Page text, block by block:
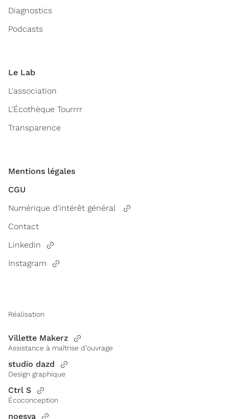
Diagnostics
Podcasts
Le Lab
L'association
L'Écothèque Tourrrr
Transparence
Mentions légales
CGU
Numérique d'intérêt général
Contact
Linkedin
Instagram
Réalisation
Villette Makerz
Assistance à maîtrise d’ouvrage
studio dazd
Design graphique
Ctrl S
Écoconception
noesya